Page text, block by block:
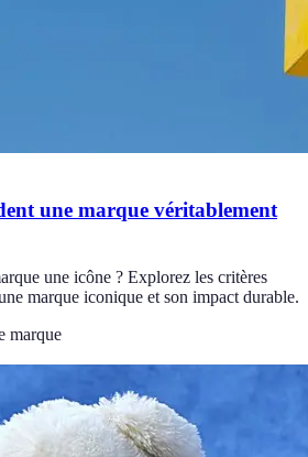
une marque véritablement
une icône ? Explorez les critères
marque iconique et son impact durable.
marque